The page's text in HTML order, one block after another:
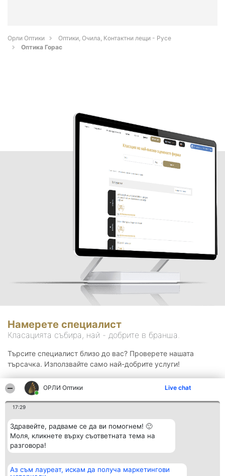
ОРЛИ Оптики Live chat
17:29
Здравейте, радваме се да ви помогнем! 🙂
Моля, кликнете върху съответната тема на
разговора!
Аз съм лауреат, искам да получа маркетингови
Орли Оптики
Оптики, Очила, Контактни лещи - Русе
Оптика Горас
Намерете специалист
Класацията събира, най - добрите в бранша.
Търсите специалист близо до вас? Проверете нашата
търсачка. Използвайте само най-добрите услуги!
Организатор на
Класация Контакти